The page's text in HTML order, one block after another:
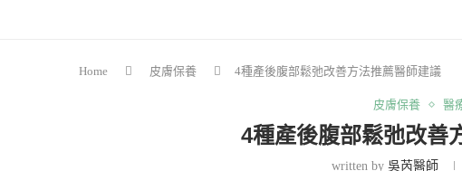
Home 皮膚保養 4種產後腹部鬆弛改善方法推薦醫師建議
皮膚保養 醫
4種產後腹部鬆弛改善
written by吳芮醫師